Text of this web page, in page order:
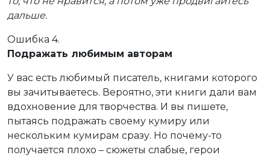
дальше.
Ошибка 4.
Подражать любимым авторам
У вас есть любимый писатель, книгами которого
вы зачитываетесь. Вероятно, эти книги дали вам
вдохновение для творчества. И вы пишете,
пытаясь подражать своему кумиру или
нескольким кумирам сразу. Но почему-то
получается плохо – сюжеты слабые, герои